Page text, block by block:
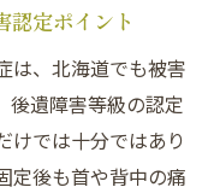
認定ポイント
は、北海道でも被害
後遺障害等級の認定
けでは十分ではあり
定後も首や背中の痛